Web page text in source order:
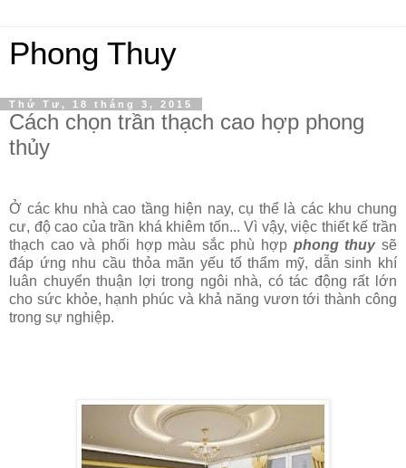
Phong Thuy
Thứ Tư, 18 tháng 3, 2015
Cách chọn trần thạch cao hợp phong
thủy
Ở các khu nhà cao tầng hiện nay, cụ thể là các khu chung
cư, độ cao của trần khá khiêm tốn... Vì vậy, việc thiết kế trần
thạch cao và phối hợp màu sắc phù hợp phong thuysẽ
đáp ứng nhu cầu thỏa mãn yếu tố thẩm mỹ, dẫn sinh khí
luân chuyển thuận lợi trong ngôi nhà, có tác động rất lớn
cho sức khỏe, hạnh phúc và khả năng vươn tới thành công
trong sự nghiệp.